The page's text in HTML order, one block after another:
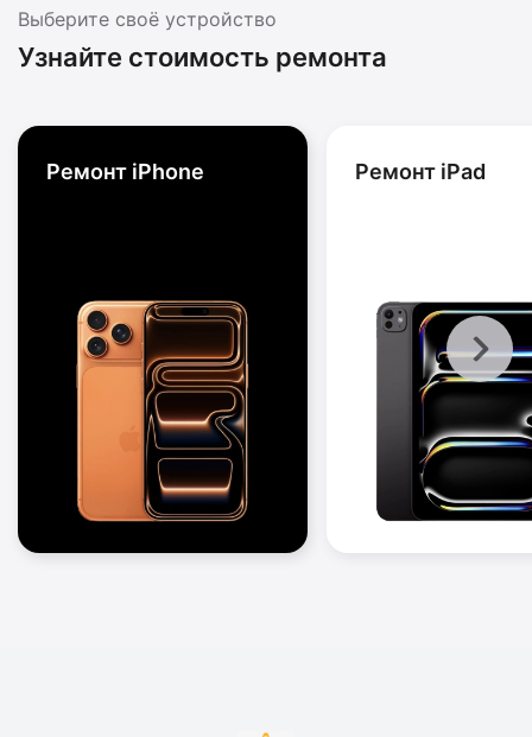
Выберите своё устройство
Узнайте стоимость ремонта
Ремонт iPhone Ремонт iPad